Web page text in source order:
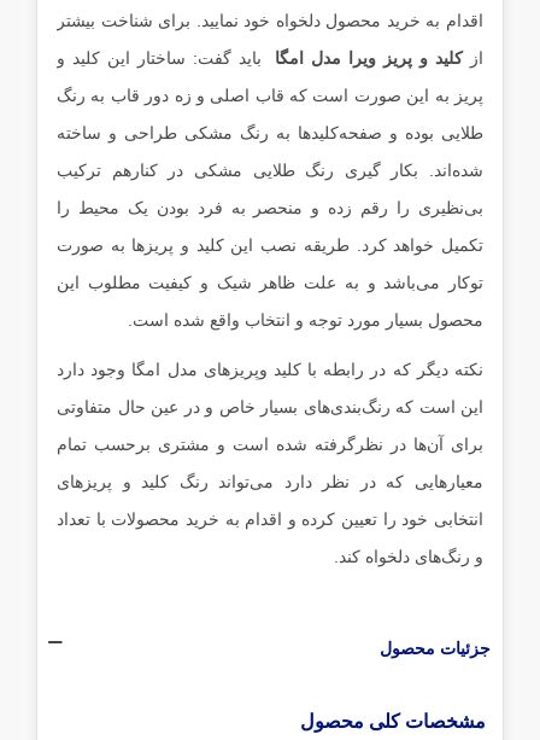
اقدام به خرید محصول دلخواه خود نمایید. برای شناخت بیشتر
ازکلید و پریز ویرا مدل امگا
باید گفت: ساختار این کلید و
پریز به این صورت است که قاب اصلی و زه دور قاب به رنگ
طلایی بوده و صفحه‌کلیدها به رنگ مشکی طراحی و ساخته
شده‌اند. بکار گیری رنگ طلایی مشکی در کنارهم ترکیب
بی‌نظیری را رقم زده و منحصر به ‌فرد بودن یک محیط را
تکمیل خواهد کرد. طریقه نصب این کلید و پریزها به ‌صورت
توکار می‌باشد و به علت ظاهر شیک و کیفیت مطلوب این
محصول بسیار مورد توجه و انتخاب واقع شده است.
نکته دیگر که در رابطه با کلید وپریز‌های مدل امگا وجود دارد
این است که رنگ‌بندی‌های بسیار خاص و در عین ‌حال متفاوتی
برای آن‌ها در نظرگرفته شده است و مشتری برحسب تمام
معیارهایی که در نظر دارد می‌تواند رنگ کلید و پریز‌های
انتخابی خود را تعیین کرده و اقدام به خرید محصولات با تعداد
و رنگ‌های دلخواه کند.
جزئیات محصول
مشخصات کلی محصول